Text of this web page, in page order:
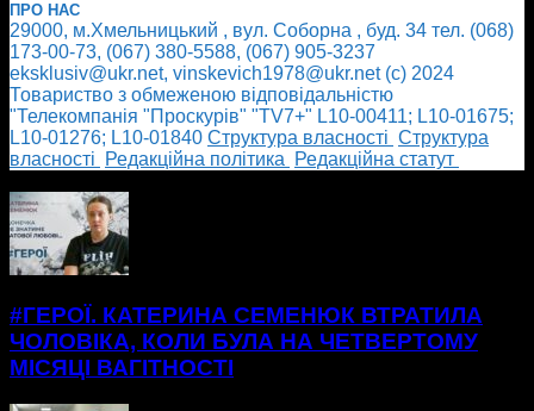
ПРО НАС
29000, м.Хмельницький , вул. Соборна , буд. 34 тел. (068)
173-00-73, (067) 380-5588, (067) 905-3237
eksklusiv@ukr.net, vinskevich1978@ukr.net (с) 2024
Товариство з обмеженою відповідальністю
"Телекомпанія "Проскурів" "TV7+" L10-00411; L10-01675;
L10-01276; L10-01840 Cтруктура власності Cтруктура
власності
Редакційна політика
Редакційна статут
#ГЕРОЇ. КАТЕРИНА СЕМЕНЮК ВТРАТИЛА
ЧОЛОВІКА, КОЛИ БУЛА НА ЧЕТВЕРТОМУ
МІСЯЦІ ВАГІТНОСТІ